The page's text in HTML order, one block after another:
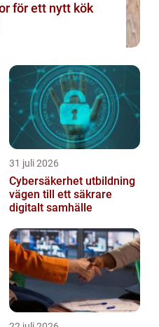
för ett nytt kök
31 juli 2026
Cybersäkerhet utbildning
vägen till ett säkrare
digitalt samhälle